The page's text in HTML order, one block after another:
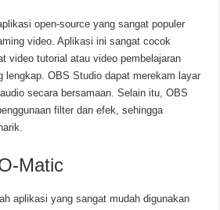
open-source yang sangat populer
video. Aplikasi ini sangat cocok
video tutorial atau video pembelajaran
lengkap. OBS Studio dapat merekam layar
secara bersamaan. Selain itu, OBS
filter dan efek, sehingga
Matic
aplikasi yang sangat mudah digunakan